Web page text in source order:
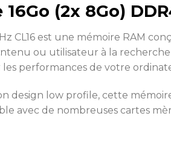
(2x 8Go)
CL16 est une mémoire RAM
ou utilisateur à la
performances de votre
design low profile, cette
avec de nombreuses cartes